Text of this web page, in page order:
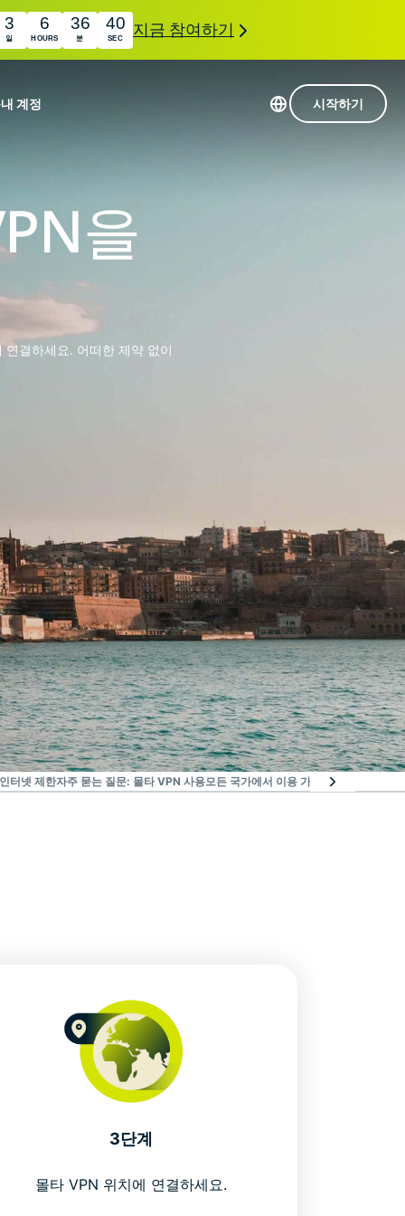
3
일
6
HOURS
36
분
39
SEC 지금 참여하기
임용 VPN
소개
첨단 개인정보 보호 및 보안 도구를 이용해 보
탁월한 디지털 라이프를 선사합니다.
Award-
winning
macOS
system tools,
and more.
내 계정 시작하기
을
결하세요. 어떠한 제약 없이
터넷 제한자주 묻는 질문: 몰타 VPN 사용모든 국가에서 이용 가능한
3단계
몰타 VPN 위치에 연결하세요.